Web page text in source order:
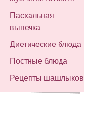
Пасхальная
выпечка
Диетические блюда
Постные блюда
Рецепты шашлыков